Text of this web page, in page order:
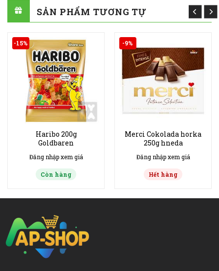
SẢN PHẨM TƯƠNG TỰ
-15%
Haribo 200g
Goldbaren
Đăng nhập xem giá
Còn hàng
-9%
Merci Cokolada horka
250g hneda
Đăng nhập xem giá
Hết hàng